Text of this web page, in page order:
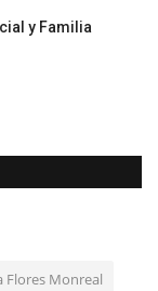
y Familia
Flores Monreal